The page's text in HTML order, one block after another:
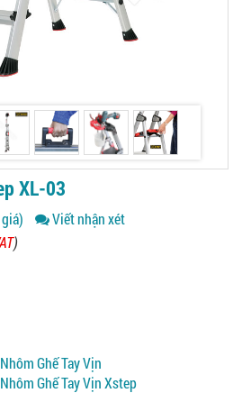
XL-03
Viết nhận xét
)
Ghế Tay Vịn
Ghế Tay Vịn Xstep